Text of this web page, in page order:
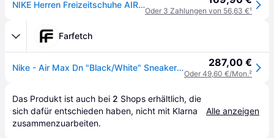
NIKE Herren Freizeitschuhe AIR MAX DN
Oder 3 Zahlungen von 56,63 €¹
Farfetch
Nike - Air Max Dn "Black/White" Sneakers - Herren - Gummi/Textil/Netz - 12 - Schwarz 287,00 €
Oder 49,60 €/Mon.²
Das Produkt ist auch bei 2 Shops erhältlich, die
sich dafür entschieden haben, nicht mit Klarna
zusammenzuarbeiten.
Alle anzeigen